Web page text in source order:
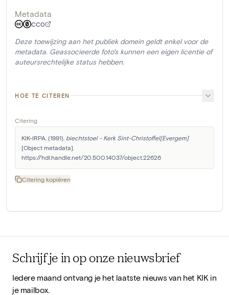
Metadata
CC0
Deze toewijzing aan het publiek domein geldt enkel voor de
metadata. Geassocieerde foto's kunnen een eigen licentie of
auteursrechtelijke status hebben.
HOE TE CITEREN
Citering
KIK-IRPA. (1991). biechtstoel - Kerk Sint-Christoffel[Evergem]
[Object metadata].
https://hdl.handle.net/20.500.14037/object.22626
Citering kopiëren
Schrijf je in op onze nieuwsbrief
Iedere maand ontvang je het laatste nieuws van het KIK in
je mailbox.